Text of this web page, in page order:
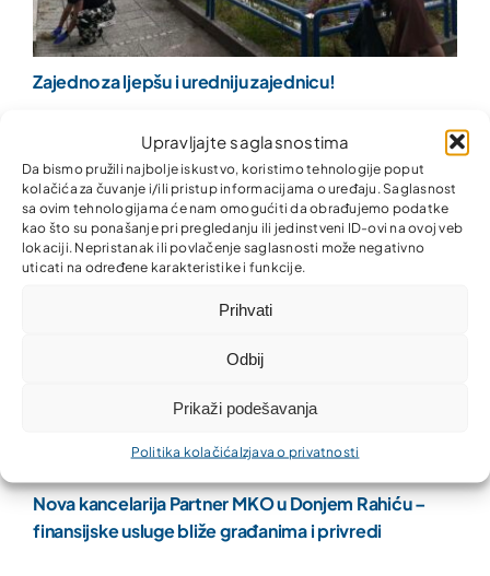
Upravljajte saglasnostima
Da bismo pružili najbolje iskustvo, koristimo tehnologije poput
kolačića za čuvanje i/ili pristup informacijama o uređaju. Saglasnost
sa ovim tehnologijama će nam omogućiti da obrađujemo podatke
kao što su ponašanje pri pregledanju ili jedinstveni ID-ovi na ovoj veb
lokaciji. Nepristanak ili povlačenje saglasnosti može negativno
uticati na određene karakteristike i funkcije.
Prihvati
Odbij
Prikaži podešavanja
Politika kolačića Izjava o privatnosti
Zajedno za ljepšu i uredniju zajednicu!
Nova kancelarija Partner MKO u Donjem Rahiću –
finansijske usluge bliže građanima i privredi